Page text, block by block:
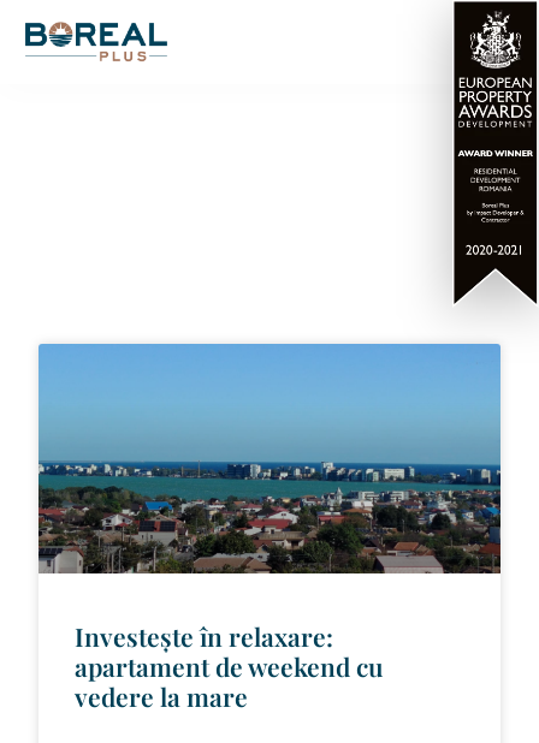
Articole blog LUXURIA
Investește în relaxare:
apartament de weekend cu
vedere la mare